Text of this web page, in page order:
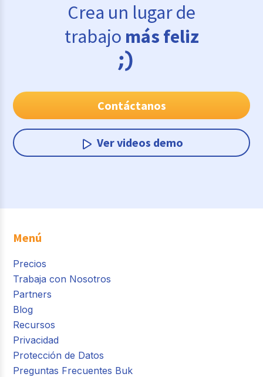
Crea un lugar de
trabajo más feliz
Contáctanos
Ver videos demo
Menú
Precios
Trabaja con Nosotros
Partners
Blog
Recursos
Privacidad
Protección de Datos
Preguntas Frecuentes Buk